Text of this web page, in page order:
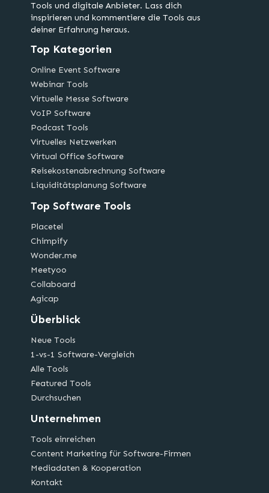
Tools und digitale Anbieter. Lass dich
inspirieren und kommentiere die Tools aus
deiner Erfahrung heraus.
Top Kategorien
Online Event Software
Webinar Tools
Virtuelle Messe Software
VoIP Software
Podcast Tools
Virtuelles Netzwerken
Virtual Office Software
Reisekostenabrechnung Software
Liquiditätsplanung Software
Top Software Tools
Placetel
Chimpify
Wonder.me
Meetyoo
Collaboard
Agicap
Überblick
Neue Tools
1-vs-1 Software-Vergleich
Alle Tools
Featured Tools
Durchsuchen
Unternehmen
Tools einreichen
Content Marketing für Software-Firmen
Mediadaten & Kooperation
Kontakt